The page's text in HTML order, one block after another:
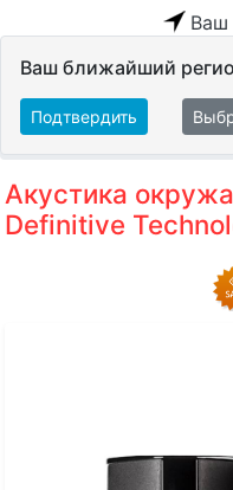
Ваш
Ваш ближайший
Подтвердить
Акустика
Definitive